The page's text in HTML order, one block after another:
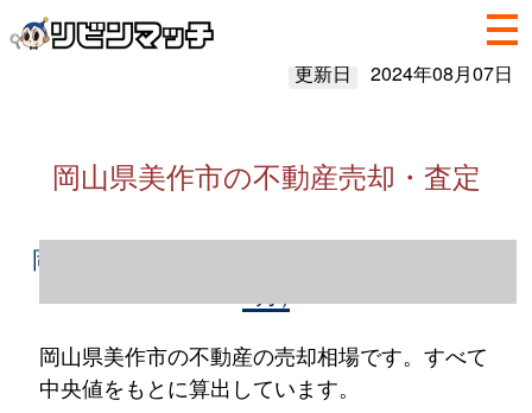
更新日 2024年08月07日
岡山県美作市の不動産売却・査定
岡山県美作市の不動産売却情報（2023年1～
岡山県美作市の不動産の売却相場です。すべて
中央値をもとに算出しています。